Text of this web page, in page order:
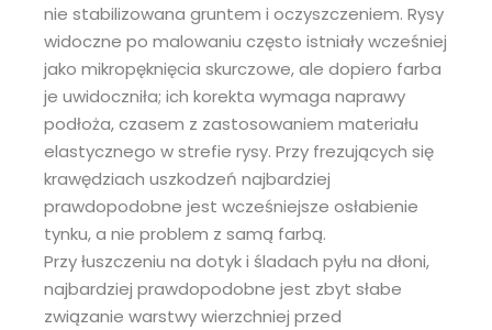
nie stabilizowana gruntem i oczyszczeniem. Rysy
widoczne po malowaniu często istniały wcześniej
jako mikropęknięcia skurczowe, ale dopiero farba
je uwidoczniła; ich korekta wymaga naprawy
podłoża, czasem z zastosowaniem materiału
elastycznego w strefie rysy. Przy frezujących się
krawędziach uszkodzeń najbardziej
prawdopodobne jest wcześniejsze osłabienie
tynku, a nie problem z samą farbą.
Przy łuszczeniu na dotyk i śladach pyłu na dłoni,
najbardziej prawdopodobne jest zbyt słabe
związanie warstwy wierzchniej przed